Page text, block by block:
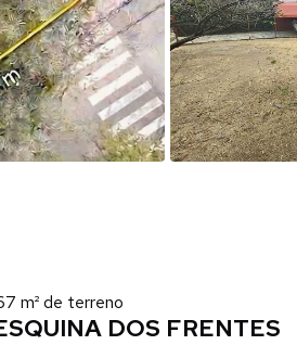
m² de terreno
DOS FRENTES